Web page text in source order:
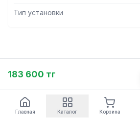
Тип установки
183 600 тг
Главная Каталог Корзина